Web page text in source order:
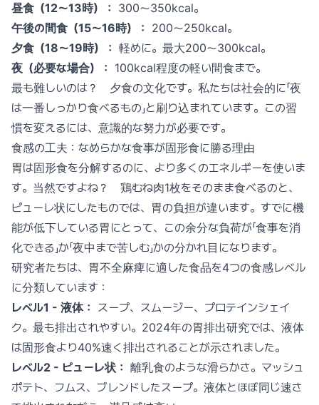
昼食（12〜13時）： 300〜350kcal。
午後の間食（15〜16時）： 200〜250kcal。
夕食（18〜19時）： 軽めに。最大200〜300kcal。
夜（必要な場合）： 100kcal程度の軽い間食まで。
最も難しいのは？ 夕食の文化です。私たちは社会的に「夜
は一番しっかり食べるもの」と刷り込まれています。この習
慣を変えるには、意識的な努力が必要です。
食感の工夫：なめらかな食事が固形食に勝る理由
胃は固形食を分解するのに、より多くのエネルギーを使いま
す。当然ですよね？ 鶏むね肉1枚をそのまま食べるのと、
ピューレ状にしたものでは、胃の負担が違います。すでに機
能が低下している胃にとって、この余分な負荷が「食事を消
化できる」か「夜中まで苦しむ」かの分かれ目になります。
研究者たちは、胃不全麻痺に適した食品を4つの食感レベル
に分類しています：
レベル1 - 液体： スープ、スムージー、プロテインシェイ
ク。最も排出されやすい。2024年の胃排出研究では、液体
は固形食より40%速く排出されることが示されました。
レベル2 - ピューレ状： 離乳食のような滑らかさ。マッシュ
ポテト、フムス、ブレンドしたスープ。液体とほぼ同じ速さ